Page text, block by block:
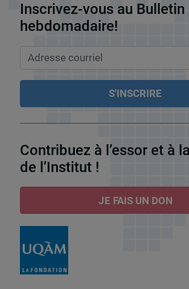
Inscrivez-vous au Bulletin
hebdomadaire!
Contribuez à l’essor et à
de l’Institut !
JE FAIS UN DON